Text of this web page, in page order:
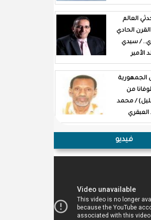
العالم
الحادي
/ سيدي
الأمير
الجمهورية
من
/ محمد
العبقري
فيديو